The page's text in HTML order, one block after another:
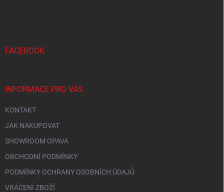
FACEBOOK
INFORMACE PRO VÁS
KONTAKT
JAK NAKUPOVAT
SHOWROOM OPAVA
OBCHODNÍ PODMÍNKY
PODMÍNKY OCHRANY OSOBNÍCH ÚDAJŮ
VRÁCENÍ ZBOŽÍ